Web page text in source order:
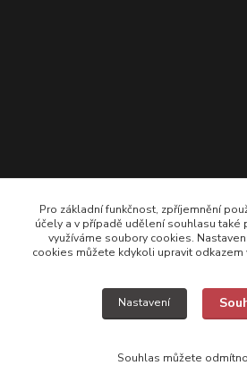
vyroba@kamikazecarp.cz
Pro základní funkčnost, zpříjemnění
účely a v případě udělení souhlasu také
využíváme soubory cookies.
cookies můžete kdykoli upravit
Nastavení
Souhlas můžete